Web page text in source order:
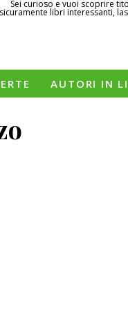
Sei curioso e vuoi scoprire
libri interessanti,
AUTORI IN